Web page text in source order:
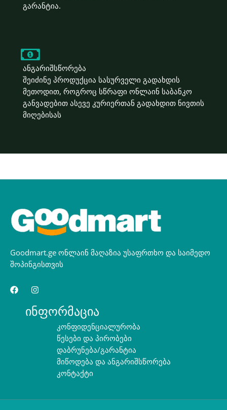
გარანტია.
ანგარიშსწორება
შეიძინე პროდუქცია სასურველი გადახდის
მეთოდით, როგროც სწრაფი ონლაინ საბანკო
განვადებით ასევე კურიერთან გადახდით ნივთის
მიღებისას
Goodmart.ge ონლაინ მაღაზია უსაფრთხო და საიმედო
შოპინგისთვის
ინფორმაცია
კონფიდენციალურობა
წესები და პირობები
დაბრუნება/გარანტია
მიწოდება და ანგარიშსწორება
კონტაქტი